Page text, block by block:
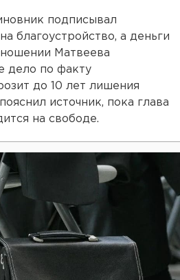
подписывал
благоустройство, а деньги
Матвеева
дело по факту
до 10 лет лишения
источник, пока глава
на свободе.